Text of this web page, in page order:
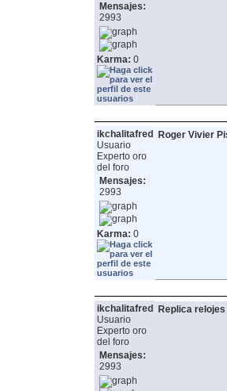
Mensajes:
2993
Karma: 0
ikchalitafred
Usuario
Experto oro
del foro
Mensajes:
2993
Karma: 0
Roger Vivier
ikchalitafred
Usuario
Experto oro
del foro
Mensajes:
2993
Replica